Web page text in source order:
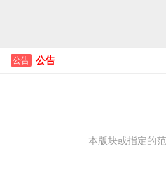
公告 公告
本版块或指定的